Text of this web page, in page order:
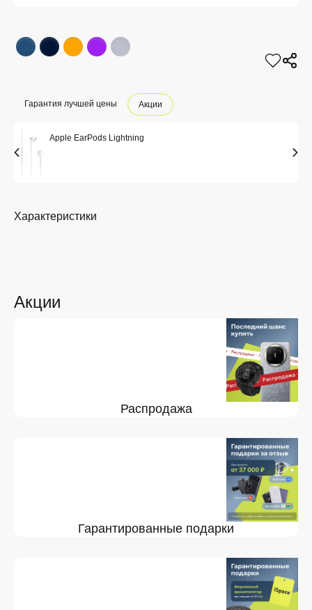
Гарантия лучшей цены Акции
Apple EarPods Lightning
Акции
Распродажа
Гарантированные подарки
Характеристики